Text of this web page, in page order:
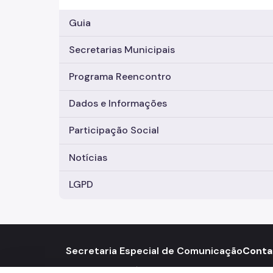
Guia
Secretarias Municipais
Programa Reencontro
Dados e Informações
Participação Social
Notícias
LGPD
Secretaria Especial de Comunicação
Viaduto do Chá, 15 6º Andar - Centro
156